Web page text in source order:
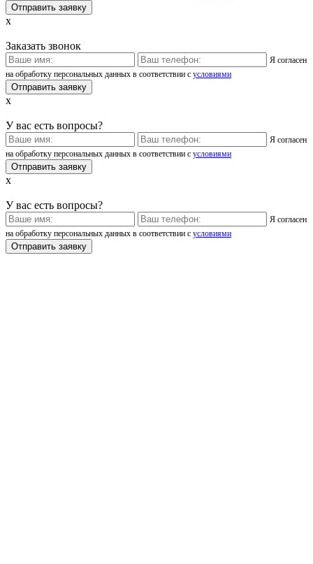
x
Заказать звонок
Я согласен
на обработку персональных данных в соответствии с условиями
x
У вас есть вопросы?
Я согласен
на обработку персональных данных в соответствии с условиями
x
У вас есть вопросы?
Я согласен
на обработку персональных данных в соответствии с условиями